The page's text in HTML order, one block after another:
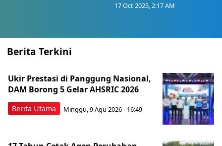
17 Oct 2025, 2:17 AM
Berita Terkini
Berita Utama
Ukir Prestasi di Panggung Nasional,
DAM Borong 5 Gelar AHSRIC 2026
Minggu, 9 Agu 2026 - 16:49